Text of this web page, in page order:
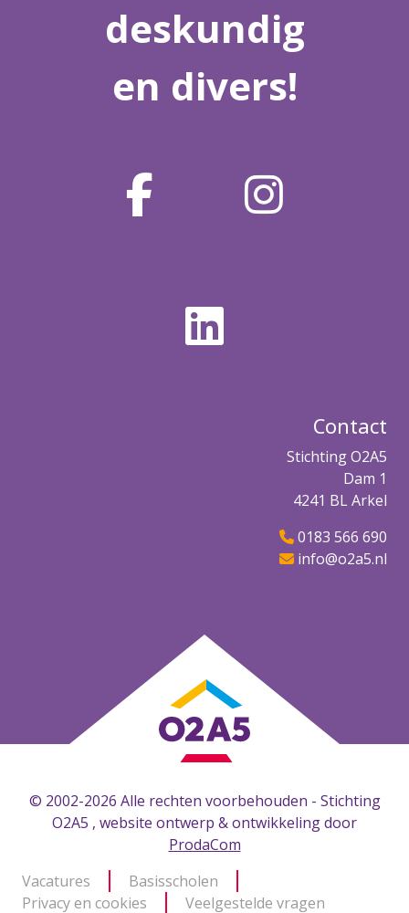
deskundig
en divers!
Contact
Stichting O2A5
Dam 1
4241 BL Arkel
0183 566 690
info@o2a5.nl
© 2002-2026 Alle rechten voorbehouden - Stichting
O2A5 , website ontwerp & ontwikkeling door
ProdaCom
Vacatures
Basisscholen
Privacy en cookies
Veelgestelde vragen